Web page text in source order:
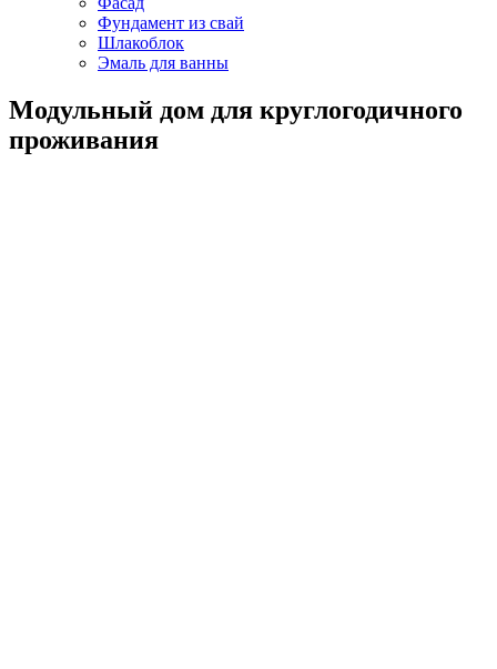
Фундамент из свай
Шлакоблок
Эмаль для ванны
Модульный дом для круглогодичного
проживания